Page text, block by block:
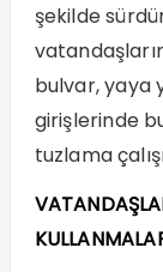
şekilde
bulvar, yaya
girişlerinde
tuzlama